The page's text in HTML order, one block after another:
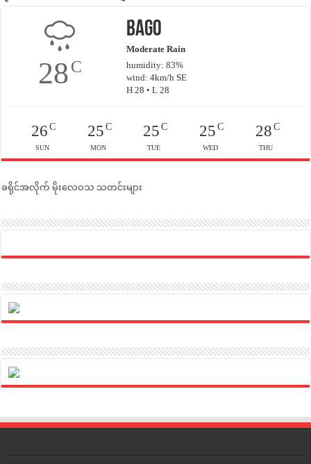
28C
Bago
Moderate Rain
humidity: 83%
wind: 4km/h SE
H 28 • L 28
26C
SUN
25C
MON
25 C
TUE
25C
WED
28C
THU
ခရိုင်အလိုက် မိုးလေဝသ သတင်းများ